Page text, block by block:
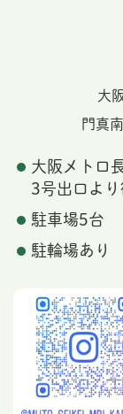
大
門真
大阪メトロ
3号出口よ
駐車場5台
駐輪場あり